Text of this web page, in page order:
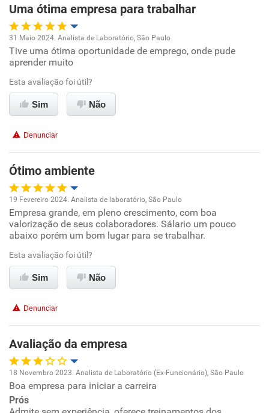
Uma ótima empresa para trabalhar
Oportunidade de promoção
Ambiente de trabalho
Conciliação com a vida familiar
Recomenda esta empresa
Recomenda a diretoria
31 Maio 2024. Analista de Laboratório, São Paulo
Tive uma ótima oportunidade de emprego, onde pude
aprender muito
Esta avaliação foi útil?
Sim Não
Denunciar
Ótimo ambiente
Oportunidade de promoção
Ambiente de trabalho
Conciliação com a vida familiar
Recomenda a diretoria
19 Fevereiro 2024. Analista de laboratório, São Paulo
Empresa grande, em pleno crescimento, com boa
valorização de seus colaboradores. Sálario um pouco
abaixo porém um bom lugar para se trabalhar.
Esta avaliação foi útil?
Sim Não
Denunciar
Avaliação da empresa
Oportunidade de promoção
18 Novembro 2023. Analista de Laboratório (Ex-Funcionário), São Paulo
Boa empresa para iniciar a carreira
Prós